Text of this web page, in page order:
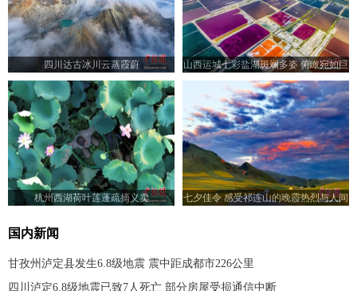
四川达古冰川云蒸霞蔚
山西运城七彩盐湖斑斓多姿 俯瞰宛如巨
型调色板
杭州西湖荷叶莲蓬疏摘义卖
七夕佳令 感受祁连山的晚霞热烈与人间
国内新闻
甘孜州泸定县发生6.8级地震 震中距成都市226公里
四川泸定6.8级地震已致7人死亡 部分房屋受损通信中断